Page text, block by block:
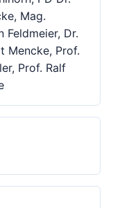
Mag.
Feldmeier, Dr.
Mencke, Prof.
Prof. Ralf